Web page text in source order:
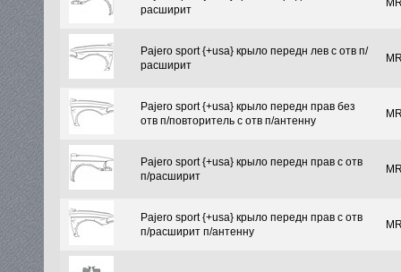
расширит
Pajero sport {+usa} крыло передн лев с отв п/
расширит
Pajero sport {+usa} крыло передн прав без
отв п/повторитель с отв п/антенну
Pajero sport {+usa} крыло передн прав с отв
п/расширит
Pajero sport {+usa} крыло передн прав с отв
п/расширит п/антенну